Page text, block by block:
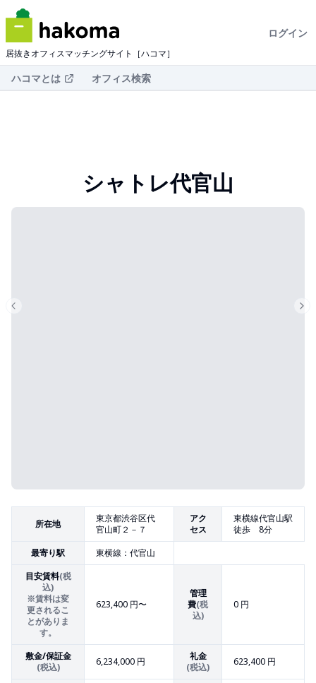
居抜きオフィスマッチングサイト［ハコマ］
ログイン
ハコマとは オフィス検索
シャトレ代官山
Previous slide
所在地
東京都渋谷区代
官山町２－７
アク
セス
東横線代官山駅
徒歩 8分
最寄り駅
東横線：代官山
目安賃料(税
込)
※賃料は変
更されるこ
とがありま
す。
623,400 円〜
管理
費(税
込)
0 円
敷金/保証金
(税込)
6,234,000 円
礼金
(税込)
623,400 円